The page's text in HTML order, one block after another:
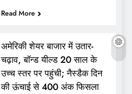
Read More
अमेरिकी शेयर बाजार में उतार-
चढ़ाव, बॉन्ड यील्ड 20 साल के
उच्च स्तर पर पहुंची; नैस्डैक दिन
की ऊंचाई से 400 अंक फिसला